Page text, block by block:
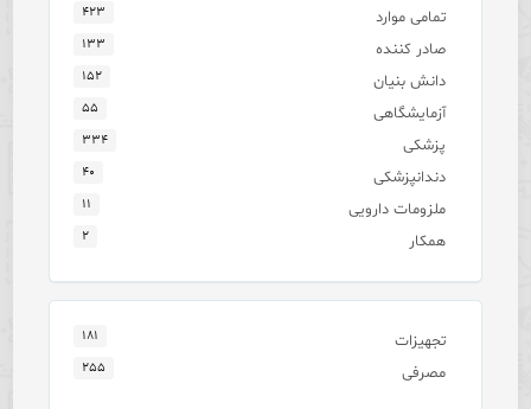
تمامی موارد ۴۲۳
صادر کننده ۱۳۳
دانش بنیان ۱۵۲
آزمایشگاهی ۵۵
پزشکی ۳۳۴
دندانپزشکی ۴۰
ملزومات دارویی ۱۱
همکار ۲
تجهیزات ۱۸۱
مصرفی ۲۵۵